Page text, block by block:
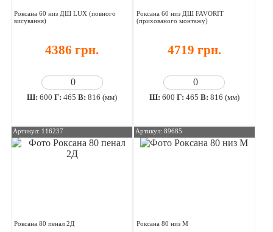
Роксана 60 низ ДШ LUX (повного
висування)
4386 грн.
Ш:600 Г:465 В:816 (мм)
Роксана 60 низ ДШ FAVORIT
(прихованого монтажу)
4719 грн.
Ш: 600 Г: 465 В: 816 (мм)
Артикул: 116237
Роксана 80 пенал 2Д
Артикул: 89685
Роксана 80 низ М